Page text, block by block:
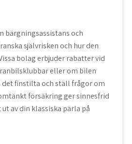
bärgningsassistans och
självrisken och hur den
bolag erbjuder rabatter vid
eller om bilen
det finstilta och ställ frågor om
försäkring ger sinnesfrid
av din klassiska pärla på